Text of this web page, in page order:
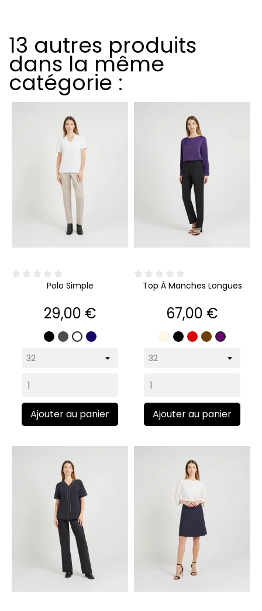
13 autres produits
dans la même
catégorie :
Polo Simple
Prix
29,00 €
NoirGrisBlancMarine
Ajouter au panier
Top À Manches Longues
Prix
67,00 €
ÉcruNoirRougeMarronViolet
Ajouter au panier